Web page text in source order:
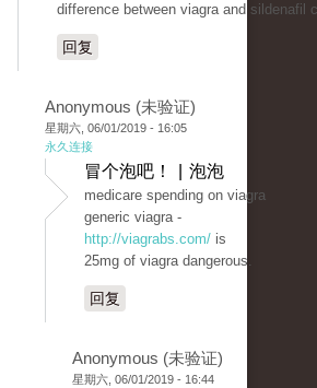
difference between viagra and sildenafil
回复
Anonymous (未验证)
星期六, 06/01/2019 - 16:05
永久连接
冒个泡吧！ | 泡泡
medicare spending on viagra
generic viagra -
http://viagrabs.com/ is
25mg of viagra dangerous.
回复
Anonymous (未验证)
星期六, 06/01/2019 - 16:44